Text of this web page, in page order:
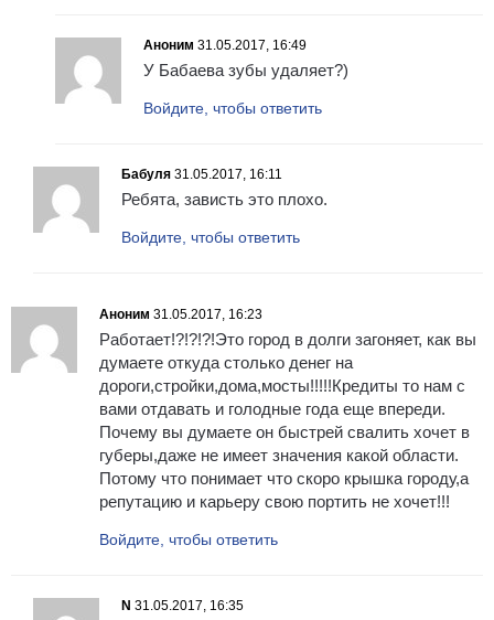
Аноним 31.05.2017, 16:49
У Бабаева зубы удаляет?)
Войдите, чтобы ответить
Бабуля 31.05.2017, 16:11
Ребята, зависть это плохо.
Войдите, чтобы ответить
Аноним 31.05.2017, 16:23
Работает!?!?!?!Это город в долги загоняет, как вы
думаете откуда столько денег на
дороги,стройки,дома,мосты!!!!!Кредиты то нам с
вами отдавать и голодные года еще впереди.
Почему вы думаете он быстрей свалить хочет в
губеры,даже не имеет значения какой области.
Потому что понимает что скоро крышка городу,а
репутацию и карьеру свою портить не хочет!!!
Войдите, чтобы ответить
N 31.05.2017, 16:35